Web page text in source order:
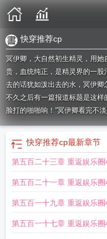
快穿推荐cp
冥伊卿，大自然初生精灵，用她
贵，血统纯正，是精灵界的一股
去的话犹如泼出去的水，冥伊卿
不久之后有一篇报道标题是这
脸打的啪啪响！”冥伊卿看完不
的，霸道的……这些分明都是她
穿推荐cp快穿cp文推荐完结
穿cp系统
三国之cp哪家强
家强快穿cpcp快穿文快穿文
穿 cp快穿之cp之王
快穿推荐cp最新章节
第五百二十三章 重返娱乐圈
第五百二十一章 重返娱乐圈
第五百一十九章 重返娱乐圈
第五百一十七章 重返娱乐圈